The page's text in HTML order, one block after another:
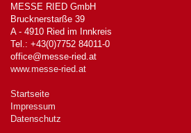
MESSE RIED GmbH
Brucknerstarße 39
A - 4910 Ried im Innkreis
Tel.: +43(0)7752 84011-0
office@messe-ried.at
www.messe-ried.at
Startseite
Impressum
Datenschutz